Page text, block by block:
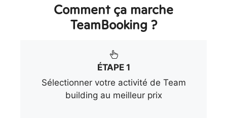
Comment ça marche
TeamBooking ?
ÉTAPE 1
Sélectionner votre activité de Team
building au meilleur prix